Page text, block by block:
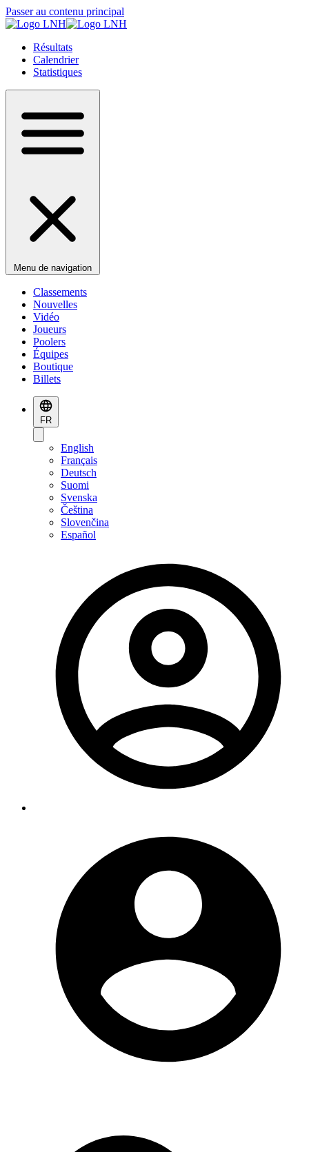
Passer au contenu principal
Résultats
Calendrier
Statistiques
Menu de navigation
Classements
Nouvelles
Vidéo
Joueurs
Poolers
Équipes
Boutique
Billets
FR
English
Français
Deutsch
Suomi
Svenska
Čeština
Slovenčina
Español